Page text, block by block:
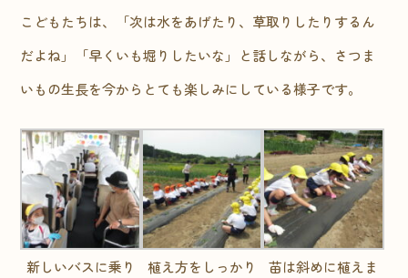
こどもたちは、「次は水をあげたり、草取りしたりするん
だよね」「早くいも堀りしたいな」と話しながら、さつま
いもの生長を今からとても楽しみにしている様子です。
新しいバスに乗り
植え方をしっかり
苗は斜めに植えま